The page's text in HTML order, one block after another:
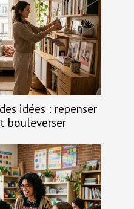
idées : repenser
bouleverser